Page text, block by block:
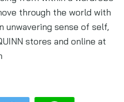
through the world with
unwavering sense of self,
stores and online at